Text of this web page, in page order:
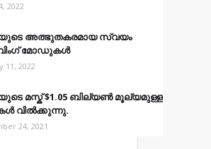
2022
അത്ഭുതകരമായ സ്വയം
മോഡുകൾ
11, 2022
മസ്ക് $1.05 ബില്യൺ മൂല്യമുള്ള
വിൽക്കുന്നു.
24, 2021